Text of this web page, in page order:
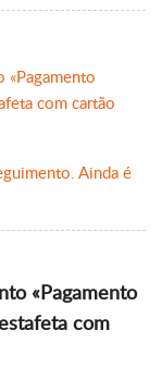
com cartão
Ainda é
«Pagamento
com